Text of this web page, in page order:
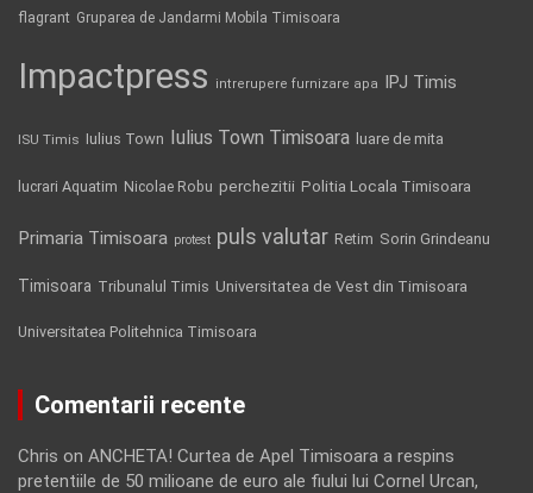
flagrant Gruparea de Jandarmi Mobila Timisoara
Impactpress intrerupere furnizare apa IPJ Timis
ISU Timis Iulius Town Iulius Town Timisoara luare de mita
lucrari Aquatim Nicolae Robu perchezitii Politia Locala Timisoara
Primaria Timisoara protest puls valutar Retim Sorin Grindeanu
Timisoara Tribunalul Timis Universitatea de Vest din Timisoara
Universitatea Politehnica Timisoara
Comentarii recente
Chris on ANCHETA! Curtea de Apel Timisoara a respins
pretentiile de 50 milioane de euro ale fiului lui Cornel Urcan,